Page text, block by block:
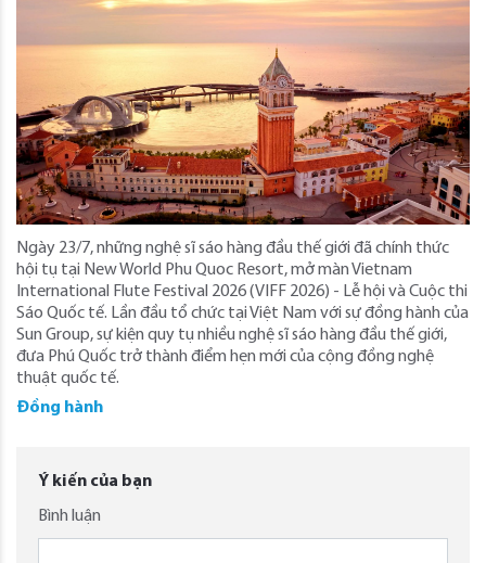
Ngày 23/7, những nghệ sĩ sáo hàng đầu thế giới đã chính thức
hội tụ tại New World Phu Quoc Resort, mở màn Vietnam
International Flute Festival 2026 (VIFF 2026) - Lễ hội và Cuộc thi
Sáo Quốc tế. Lần đầu tổ chức tại Việt Nam với sự đồng hành của
Sun Group, sự kiện quy tụ nhiều nghệ sĩ sáo hàng đầu thế giới,
đưa Phú Quốc trở thành điểm hẹn mới của cộng đồng nghệ
thuật quốc tế.
Đồng hành
Ý kiến của bạn
Bình luận